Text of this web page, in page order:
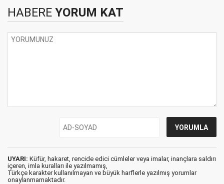
HABERE YORUM KAT
UYARI: Küfür, hakaret, rencide edici cümleler veya imalar, inançlara saldırı
içeren, imla kuralları ile yazılmamış,
Türkçe karakter kullanılmayan ve büyük harflerle yazılmış yorumlar
onaylanmamaktadır.